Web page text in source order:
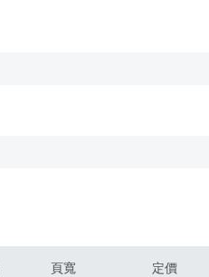
頁寬 定價